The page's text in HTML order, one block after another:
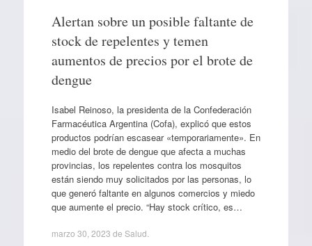
Alertan sobre un posible faltante de
stock de repelentes y temen
aumentos de precios por el brote de
dengue
Isabel Reinoso, la presidenta de la Confederación
Farmacéutica Argentina (Cofa), explicó que estos
productos podrían escasear «temporariamente». En
medio del brote de dengue que afecta a muchas
provincias, los repelentes contra los mosquitos
están siendo muy solicitados por las personas, lo
que generó faltante en algunos comercios y miedo
que aumente el precio. “Hay stock crítico, es…
marzo 30, 2023 de Salud